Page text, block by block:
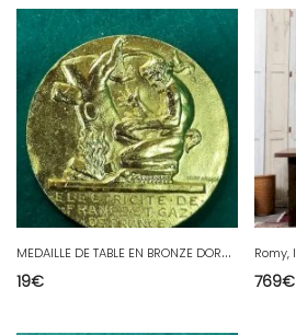
M
EDAILLE DE TABLE EN BRONZE DORE EDF ET GAZ DE FRANCE HENRI DROPSY N° 99
19€
769€